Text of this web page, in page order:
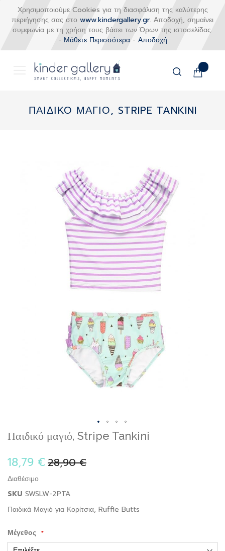
Χρησιμοποιούμε Cookies για τη διασφάλιση της καλύτερης
περιήγησης σας στο www.kindergallery.gr. Αποδοχή, σημαίνει
συμφωνία με τη χρήση τους βάσει των Όρων της ιστοσελίδας.
- Μάθετε Περισσότερα- Αποδοχή
Το
περιεχόμενοΠΑΙΔΙΚΟ ΜΑΓΙΟ, STRIPE TANKINI
Παιδικό μαγιό, Stripe Tankini
18,79 € 28,90 €
Διαθέσιμο
SKU SWSLW-2PTA
Παιδικά Μαγιό για Κορίτσια, Ruffle Butts
Μέγεθος
Skip
beginning
of
the
images
gallery